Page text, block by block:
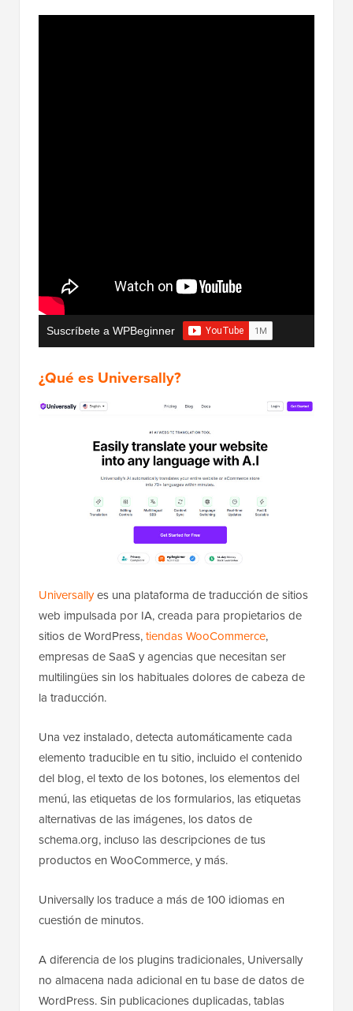
Suscríbete a WPBeginner
¿Qué es Universally?
Universallyes una plataforma de traducción de sitios
web impulsada por IA, creada para propietarios de
sitios de WordPress,tiendas WooCommerce,
empresas de SaaS y agencias que necesitan ser
multilingües sin los habituales dolores de cabeza de
la traducción.
Una vez instalado, detecta automáticamente cada
elemento traducible en tu sitio, incluido el contenido
del blog, el texto de los botones, los elementos del
menú, las etiquetas de los formularios, las etiquetas
alternativas de las imágenes, los datos de
schema.org, incluso las descripciones de tus
productos en WooCommerce, y más.
Universally los traduce a más de 100 idiomas en
cuestión de minutos.
A diferencia de los plugins tradicionales, Universally
no almacena nada adicional en tu base de datos de
WordPress. Sin publicaciones duplicadas, tablas